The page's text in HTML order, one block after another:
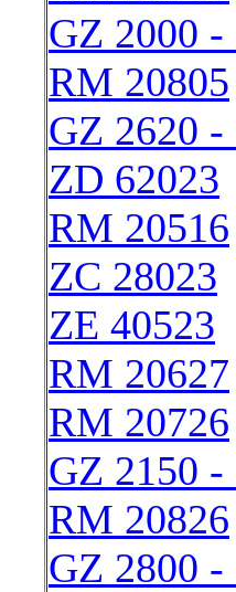
GZ 2000 -
RM 20805
GZ 2620 -
ZD 62023
RM 20516
ZC 28023
ZE 40523
RM 20627
RM 20726
GZ 2150 -
RM 20826
GZ 2800 -